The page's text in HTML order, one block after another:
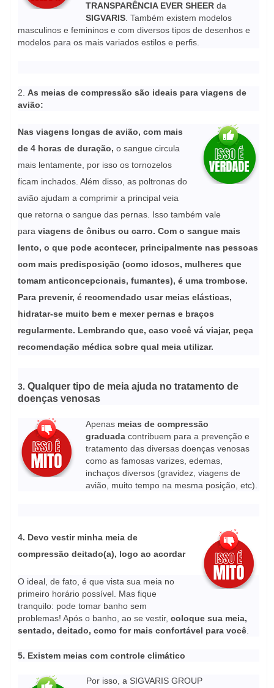
TRANSPARÊNCIA EVER SHEER da
SIGVARIS . Também existem modelos
masculinos e femininos e com diversos tipos de desenhos e
modelos para os mais variadosestilos e perfis.
2.As meias de compressão são ideais para viagens de
avião:
Nas viagens longas de avião, com mais
de 4 horas de duração,o sangue circula
mais lentamente, por isso os tornozelos
ficam inchados. Além disso, as poltronas do
avião ajudam a comprimir a principal veia
que retorna o sangue das pernas. Isso também vale
paraviagens de ônibus ou carro. Com o sangue mais
lento, o que pode acontecer, principalmente nas pessoas
com mais predisposição (como idosos, mulheres que
tomam anticoncepcionais, fumantes), é uma trombose.
Para prevenir, é recomendado usar meias elásticas,
hidratar-se muito bem e mexer pernas e braços
regularmente. Lembrando que, caso você vá viajar, peça
recomendação médica sobre qual meia utilizar.
3.Qualquer tipo de meia ajuda no tratamento de
doenças venosas
Apenas meias de compressão
graduadacontribuem para a prevenção e
tratamento das diversas doenças venosas
como as famosas varizes, edemas,
inchaços diversos (gravidez, viagens de
avião, muito tempo na mesma posição, etc).
4. Devo vestir minha meia de
compressão deitado(a), logo ao acordar
O ideal, de fato, é que vista sua meia no
primeiro horário possível. Mas fique
tranquilo: pode tomar banho sem
problemas! Após o banho, ao se vestir,coloque sua meia,
sentado, deitado, como for mais confortável para você
5. Existem meias com controle climático
Por isso, a SIGVARIS GROUP